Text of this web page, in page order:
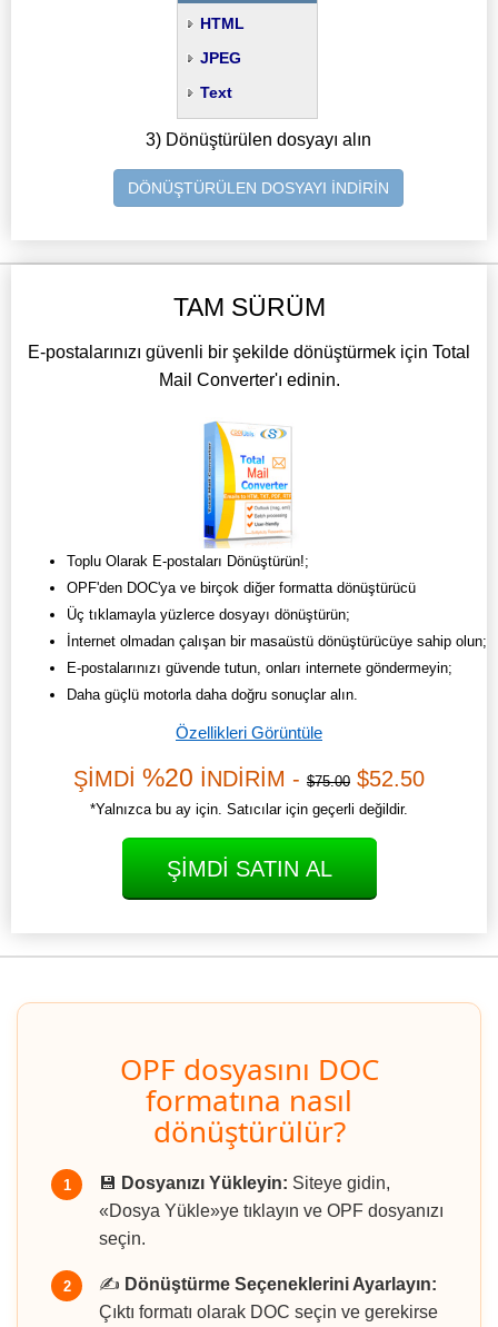
HTML
JPEG
Text
3) Dönüştürülen dosyayı alın
DÖNÜŞTÜRÜLEN DOSYAYI İNDİRİN
TAM SÜRÜM
E-postalarınızı güvenli bir şekilde dönüştürmek için Total
Mail Converter'ı edinin.
Toplu Olarak E-postaları Dönüştürün!;
OPF'den DOC'ya ve birçok diğer formatta dönüştürücü
Üç tıklamayla yüzlerce dosyayı dönüştürün;
İnternet olmadan çalışan bir masaüstü dönüştürücüye sahip olun;
E-postalarınızı güvende tutun, onları internete göndermeyin;
Daha güçlü motorla daha doğru sonuçlar alın.
Özellikleri Görüntüle
ŞİMDİ %20 İNDİRİM - $75.00 $52.50
*Yalnızca bu ay için. Satıcılar için geçerli değildir.
ŞIMDI SATIN AL
OPF dosyasını DOC
formatına nasıl
dönüştürülür?
1 💾 Dosyanızı Yükleyin: Siteye gidin,
«Dosya Yükle»ye tıklayın ve OPF dosyanızı
seçin.
2 ✍️ Dönüştürme Seçeneklerini Ayarlayın:
Çıktı formatı olarak DOC seçin ve gerekirse